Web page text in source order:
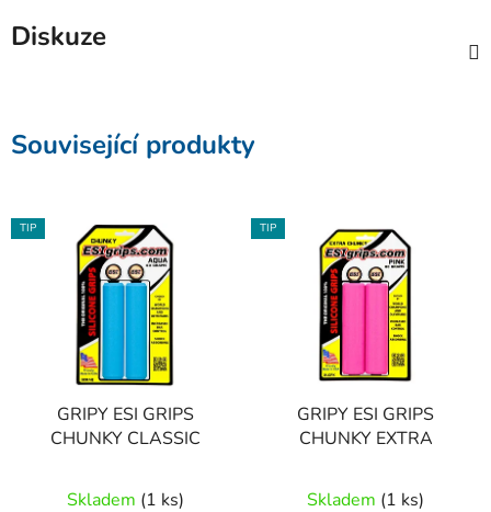
Diskuze
Související produkty
TIP
GRIPY ESI GRIPS
CHUNKY CLASSIC
Skladem (1 ks)
TIP
GRIPY ESI GRIPS
CHUNKY EXTRA
Skladem (1 ks)